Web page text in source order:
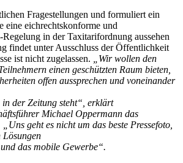
Fragestellungen und formuliert ein
eine eichrechtskonforme und
Regelung in der Taxitarifordnung aussehen
findet unter Ausschluss der Öffentlichkeit
ist nicht zugelassen. „Wir wollen den
einen geschützten Raum bieten,
offen aussprechen und voneinander
in der Zeitung steht“, erklärt
Michael Oppermann das
geht es nicht um das beste Pressefoto,
Lösungen
das mobile Gewerbe“.